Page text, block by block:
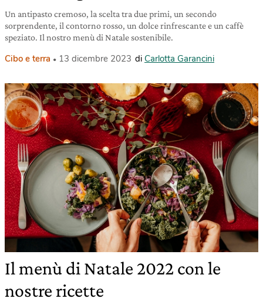
Un antipasto cremoso, la scelta tra due primi, un secondo
sorprendente, il contorno rosso, un dolce rinfrescante e un caffè
speziato. Il nostro menù di Natale sostenibile.
Cibo e terra 13 dicembre 2023 di Carlotta Garancini
Il menù di Natale 2022 con le
nostre ricette